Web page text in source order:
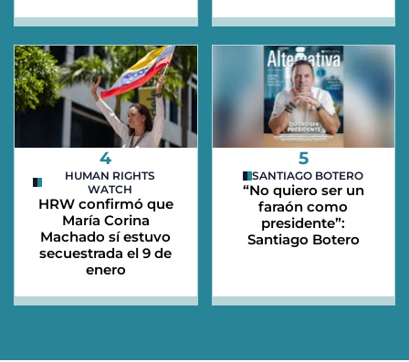
4
HUMAN RIGHTS
WATCH
HRW confirmó que
María Corina
Machado sí estuvo
secuestrada el 9 de
enero
5
SANTIAGO BOTERO
“No quiero ser un
faraón como
presidente”:
Santiago Botero